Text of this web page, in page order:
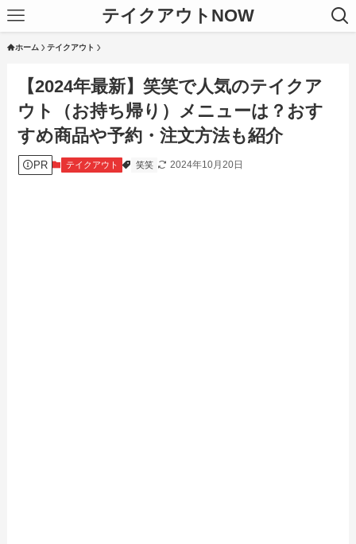
テイクアウトNOW
ホーム テイクアウト
【2024年最新】笑笑で人気のテイクア
ウト（お持ち帰り）メニューは？おす
すめ商品や予約・注文方法も紹介
PR テイクアウト 笑笑 2024年10月20日